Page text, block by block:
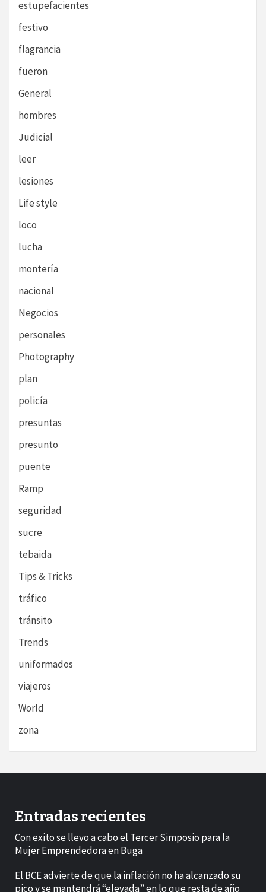
estupefacientes
festivo
flagrancia
fueron
General
hombres
Judicial
leer
lesiones
Life style
loco
lucha
montería
nacional
Negocios
personales
Photography
plan
policía
presuntas
presunto
puente
Ramp
seguridad
sucre
tebaida
Tips & Tricks
tráfico
tránsito
Trends
uniformados
viajeros
World
zona
Entradas recientes
Con exito se llevo a cabo el Tercer Simposio para la
Mujer Emprendedora en Buga
El BCE advierte de que la inflación no ha alcanzado su
pico y se mantendrá “elevada” en lo que resta de año